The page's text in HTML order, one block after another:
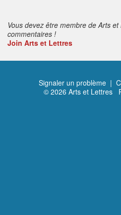
Vous devez être membre de Arts
commentaires !
Join Arts et Lettres
Signaler un problème |
© 2026 Arts et Lettres